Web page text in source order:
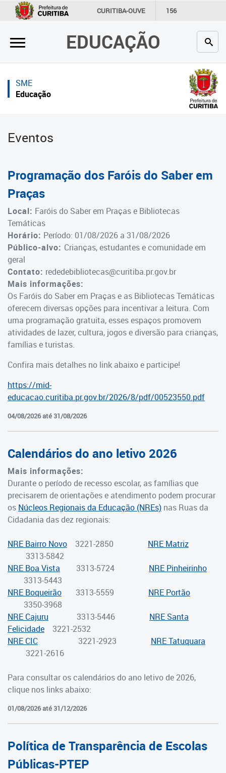
CURITIBA-OUVE 156
INFORMAÇÃO SECRETARIAS
EDUCAÇÃO
×
Inicial
Secretaria
Profissionais da educação
Comunidade
Links
úteis
Portal da Prefeitura de Curitiba
Cadastramento Escolar
Cadastro Online
Portal ICS Instituto Curitiba de
Saúde
Portal Aprendere
Portal do Servidor
×
Inicial
Inicial
Secretaria
Profissionais da educação
Comunidade
Contato
Estrutura da Secretaria
Estrutura da Secretaria
Superintendência Executiva
Superintendência Executiva
Departamento de Logística
Departamento de Logística
Gerência de Almoxarifado
Gerência de Aquisição e
Gestão Contratual de
Gerência de Contratos
Gerência de Limpeza e
Suporte aos Contratos
Gerência de Segurança
Monitorada
Gerência de Transporte
Gerência de Transporte para
a Educação Especial - SITES
Gerência de Informação e
Tecnologia
Coordenadoria de
Alimentação Escolar
Departamento de Planejamento,
Estrutura e Informações
Informações
Gerência do Sistema de
SME
Educação
Eventos
Programação dos Faróis do Saber em
Praças
Local: Faróis do Saber em Praças e Bibliotecas
Temáticas
Horário: Período: 01/08/2026 a 31/08/2026
Público-alvo: Crianças, estudantes e comunidade em
geral
Contato: rededebibliotecas@curitiba.pr.gov.br
Mais informações:
Os Faróis do Saber em Praças e as Bibliotecas Temáticas
oferecem diversas opções para incentivar a leitura. Com
uma programação gratuita, esses espaços promovem
atividades de lazer, cultura, jogos e diversão para crianças,
famílias e turistas.
Confira mais detalhes no link abaixo e participe!
https://mid-
educacao.curitiba.pr.gov.br/2026/8/pdf/00523550.pdf
04/08/2026 até 31/08/2026
Calendários do ano letivo 2026
Mais informações:
Durante o período de recesso escolar, as famílias que
precisarem de orientações e atendimento podem procurar
os Núcleos Regionais da Educação (NREs) nas Ruas da
Cidadania das dez regionais:
NRE Bairro Novo 3221-2850 NRE Matriz
3313-5842
NRE Boa Vista 3313-5724 NRE Pinheirinho
3313-5443
NRE Boqueirão 3313-5559 NRE Portão
3350-3968
NRE Cajuru 3313-5446 NRE Santa
Felicidade 3221-2532
NRE CIC 3221-2923 NRE Tatuquara
3221-2616
Para consultar os calendários do ano letivo de 2026,
clique nos links abaixo:
01/08/2026 até 31/12/2026
Política de Transparência de Escolas
Públicas-PTEP